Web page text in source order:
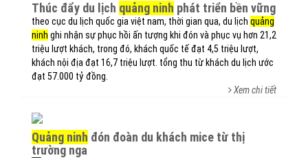
thúc đẩy du lịch quảng ninh phát triển bền vững
theo cục du lịch quốc gia việt nam, thời gian qua, du lịch quảng
ninh ghi nhận sự phục hồi ấn tượng khi đón và phục vụ hơn 21,2
triệu lượt khách, trong đó, khách quốc tế đạt 4,5 triệu lượt,
khách nội địa đạt 16,7 triệu lượt. tổng thu từ khách du lịch ước
đạt 57.000 tỷ đồng.
Xem chi tiết
quảng ninh đón đoàn du khách mice từ thị
trường nga